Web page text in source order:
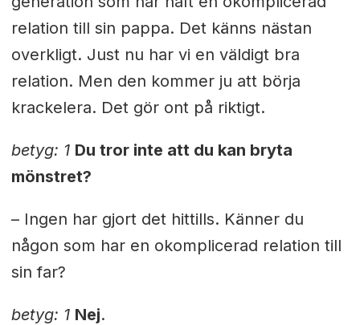
relation till sin pappa. Det känns nästan
overkligt. Just nu har vi en väldigt bra
relation. Men den kommer ju att börja
krackelera. Det gör ont på riktigt.
betyg: 1 Du tror inte att du kan bryta
mönstret?
– Ingen har gjort det hittills. Känner du
någon som har en okomplicerad relation till
sin far?
betyg: 1 Nej.